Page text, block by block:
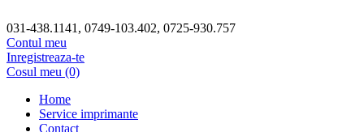
031-438.1141, 0749-103.402, 0725-930.757
Contul meu
Inregistreaza-te
Cosul meu (0)
Home
Service imprimante
Contact